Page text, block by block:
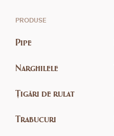
PRODUSE
Pipe
Narghilele
Țigări de rulat
Trabucuri